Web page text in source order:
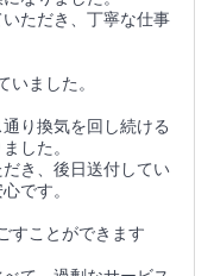
ただき、丁寧な仕事
ました。
り換気を回し続ける
した。
き、後日送付してい
です。
すことができます